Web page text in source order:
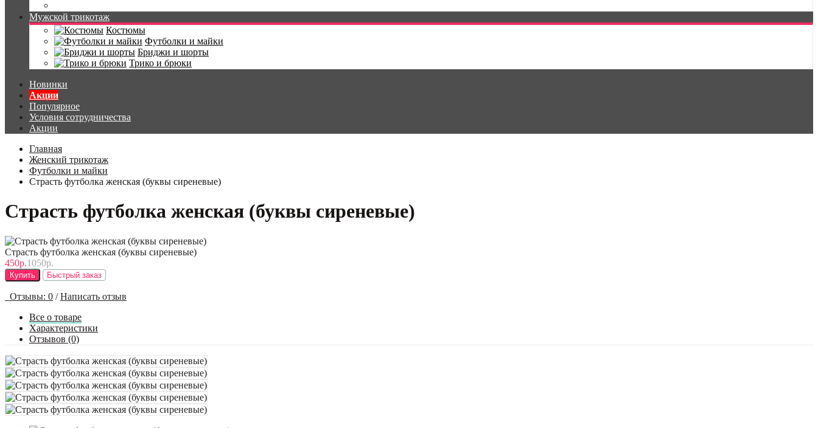
Мужской трикотаж
Костюмы
Футболки и майки
Бриджи и шорты
Трико и брюки
Новинки
Акции
Популярное
Условия сотрудничества
Акции
Главная
Женский трикотаж
Футболки и майки
Страсть футболка женская (буквы сиреневые)
Страсть футболка женская (буквы сиреневые)
Страсть футболка женская (буквы сиреневые)
450р.1050р.
Купить Быстрый заказ
Отзывы: 0 / Написать отзыв
Все о товаре
Характеристики
Отзывов (0)